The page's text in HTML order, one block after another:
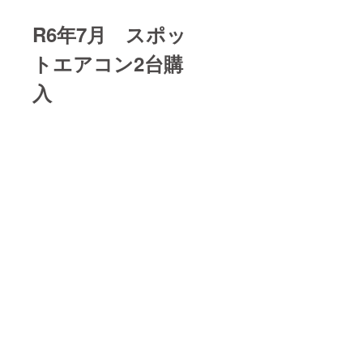
R6年7月 スポッ
トエアコン2台購
入